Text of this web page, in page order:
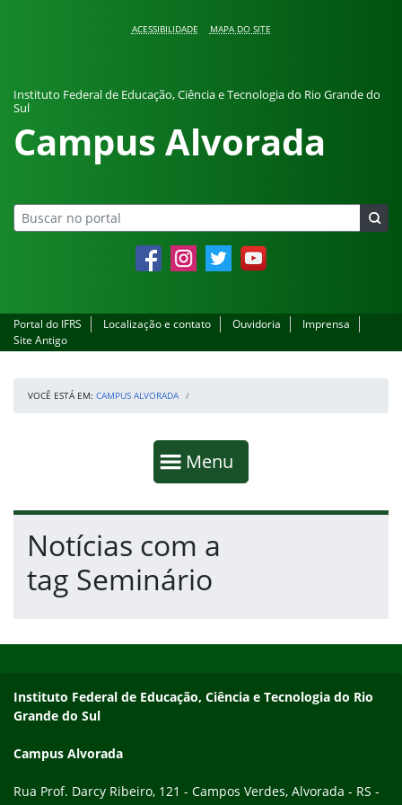
ACESSIBILIDADE MAPA DO SITE
Instituto Federal de Educação, Ciência e Tecnologia do Rio Grande do
Sul
Campus Alvorada
FacebookInstagramTwitter YouTube
Portal do IFRS Localização e contato Ouvidoria
Imprensa
Site Antigo
VOCÊ ESTÁ EM: CAMPUS ALVORADA
Mostrar
Menu
Fim da navegação
Início do conteúdo
Notícias com a
tag Seminário
Endereço
Instituto Federal de Educação, Ciência e Tecnologia do Rio
Grande do Sul
Campus Alvorada
Rua Prof. Darcy Ribeiro, 121 - Campos Verdes, Alvorada - RS -